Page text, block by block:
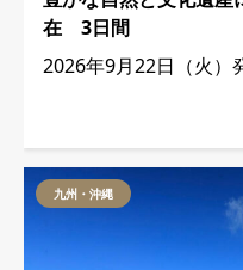
在 3日間
2026年9月22日（火）
九州・沖縄